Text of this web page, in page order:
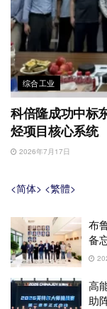
综合工业
科倍隆成功中标
烃项目核心系统
2026年7月17日
<简体> <繁體>
布
备
高
助